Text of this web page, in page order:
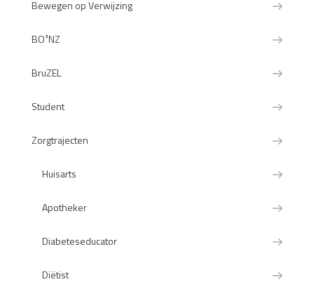
Bewegen op Verwijzing
BO³NZ
BruZEL
Student
Zorgtrajecten
Huisarts
Apotheker
Diabeteseducator
Diëtist